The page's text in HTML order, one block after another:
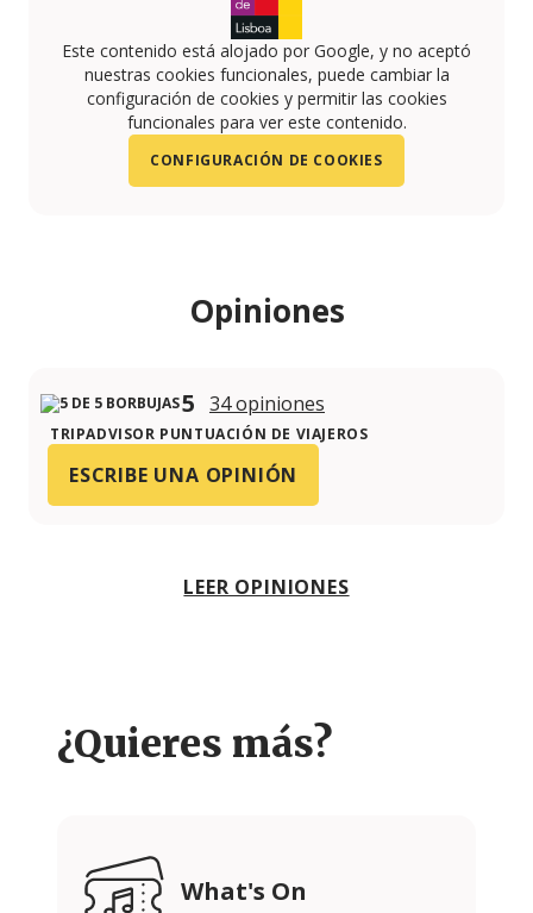
Este contenido está alojado por Google, y no aceptó
nuestras cookies funcionales, puede cambiar la
configuración de cookies y permitir las cookies
funcionales para ver este contenido.
CONFIGURACIÓN DE COOKIES
Opiniones
5 34 opiniones
TRIPADVISOR PUNTUACIÓN DE VIAJEROS
ESCRIBE UNA OPINIÓN
LEER OPINIONES
¿Quieres más?
What's On